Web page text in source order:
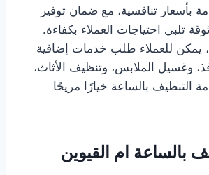
بأسعار تنافسية، مع ضمان توفير
تلبي احتياجات العملاء بكفاءة.
يمكن للعملاء طلب خدمات إضافية
وغسيل الملابس، وتنظيف الأثاث،
التنظيف بالساعة خيارًا مريحًا
بالساعة ام القيوين